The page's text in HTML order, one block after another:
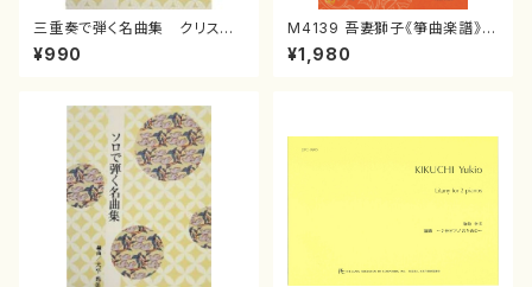
三重奏で弾く名曲集 クリスマ
スメドレー( 箏2/大平光美 編
曲/楽譜）
¥990
M4139 吾妻獅子《箏曲楽譜》
（箏/宮城道雄著・宮城宗家監修/
箏曲古典楽譜）
¥1,980